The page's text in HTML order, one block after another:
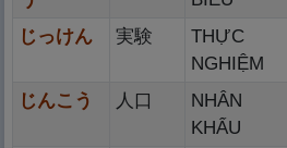
hiện
じっけん 実験
THỰC
NGHIỆM
じんこう
人 口
NHÂN
KHẨU